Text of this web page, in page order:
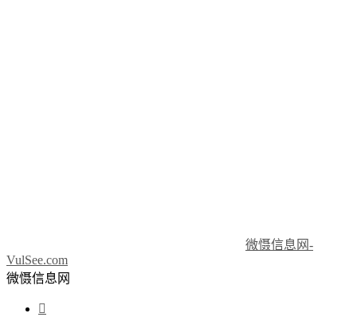
微慑信息网-
VulSee.com
微慑信息网
